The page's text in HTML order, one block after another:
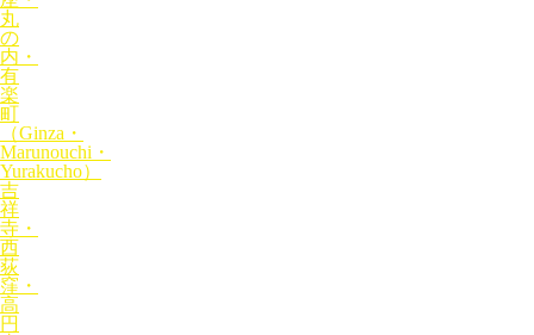
丸
の
内・
有
楽
町
（Ginza・
Marunouchi・
Yurakucho）
吉
祥
寺・
西
荻
窪・
高
円